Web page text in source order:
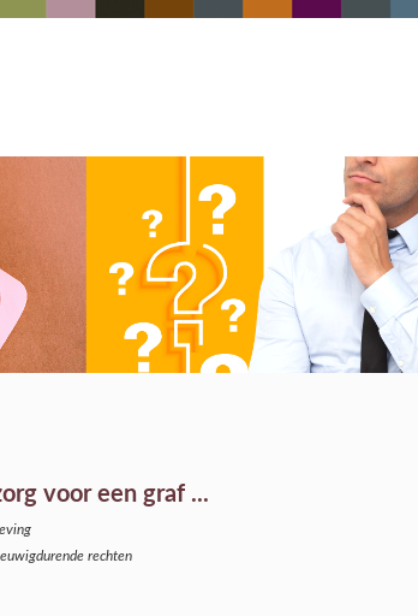
voor een graf ...
rechten